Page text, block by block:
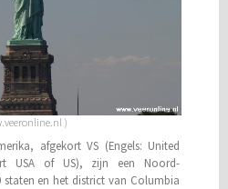
)
afgekort VS (Engels: United
USA of US), zijn een Noord-
staten en het district van Columbia